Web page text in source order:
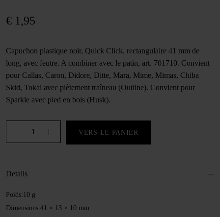
€ 1,95
Capuchon plastique noir, Quick Click, rectangulaire 41 mm de
long, avec feutre. A combiner avec le patin, art. 701710. Convient
pour Callas, Caron, Didore, Ditte, Mara, Mime, Mimas, Chiba
Skid, Tokai avec piètement traîneau (Outline). Convient pour
Sparkle avec pied en bois (Husk).
quantité
de
feutre,
mm
VERS LE PANIER
Details
Poids: 10 g
Dimensions:41 × 13 × 10 mm